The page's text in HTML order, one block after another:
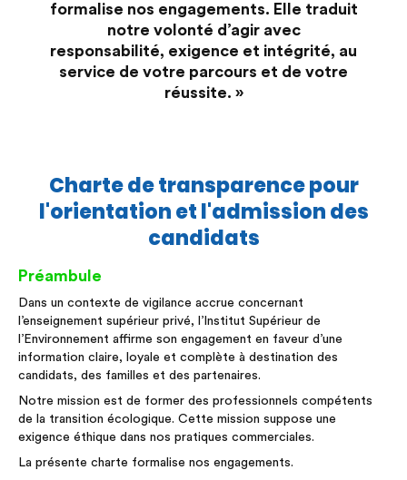
formalise nos engagements. Elle traduit
notre volonté d’agir avec
responsabilité, exigence et intégrité, au
service de votre parcours et de votre
réussite. »
Charte de transparence pour
l'orientation et l'admission des
candidats
Préambule
Dans un contexte de vigilance accrue concernant
l’enseignement supérieur privé, l’Institut Supérieur de
l’Environnement affirme son engagement en faveur d’une
information claire, loyale et complète à destination des
candidats, des familles et des partenaires.
Notre mission est de former des professionnels compétents
de la transition écologique. Cette mission suppose une
exigence éthique dans nos pratiques commerciales.
La présente charte formalise nos engagements.